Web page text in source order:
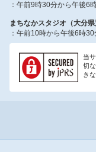
：午前9時30分から午後6
まちなかスタジオ（大分県
：午前10時から午後6時30
当
切
き